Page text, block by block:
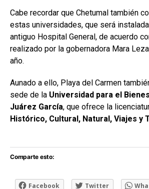
Cabe recordar que Chetumal también
estas universidades, que será
antiguo Hospital General, de acuerdo
realizado por la gobernadora Mara
año.
Aunado a ello, Playa del Carmen
sede de la Universidad para el
Juárez García, que ofrece la
Histórico, Cultural, Natural, Viajes y
Comparte esto:
Facebook Twitter